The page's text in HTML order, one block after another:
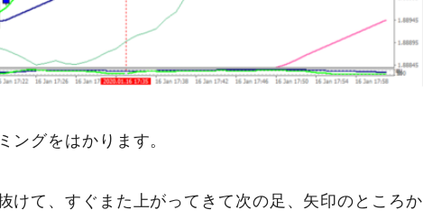
ングをはかります。
けて、すぐまた上がってきて次の足、矢印のところか